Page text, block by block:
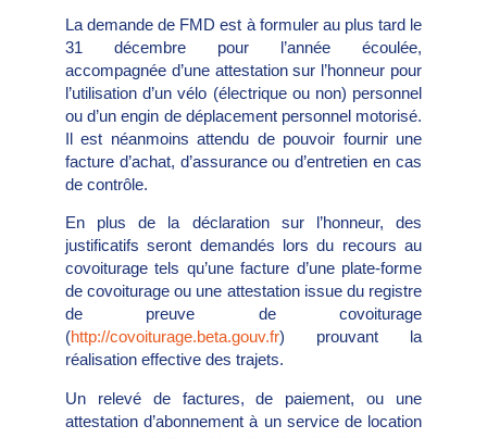
La demande de FMD est à formuler au plus tard le
31 décembre pour l’année écoulée,
accompagnée d’une attestation sur l’honneur pour
l’utilisation d’un vélo (électrique ou non) personnel
ou d’un engin de déplacement personnel motorisé.
Il est néanmoins attendu de pouvoir fournir une
facture d’achat, d’assurance ou d’entretien en cas
de contrôle.
En plus de la déclaration sur l’honneur, des
justificatifs seront demandés lors du recours au
covoiturage tels qu’une facture d’une plate-forme
de covoiturage ou une attestation issue du registre
de preuve de covoiturage
(http://covoiturage.beta.gouv.fr) prouvant la
réalisation effective des trajets.
Un relevé de factures, de paiement, ou une
attestation d’abonnement à un service de location